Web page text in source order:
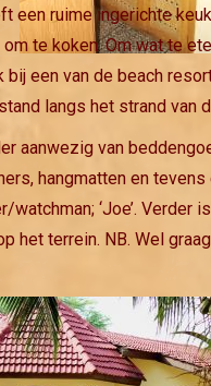
een ruime ingerichte
te koken. Om wat te
bij een van de beach
langs het strand van
aanwezig van
hangmatten en tevens
watchman; ‘Joe’. Verder
het terrein. NB. Wel